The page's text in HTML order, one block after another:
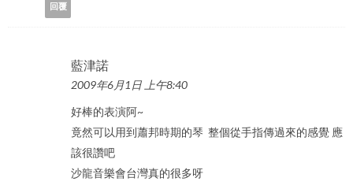
回覆
藍津諾
2009年6月1日 上午8:40
好棒的表演阿~
竟然可以用到蕭邦時期的琴 整個從手指傳過來的感覺 應
該很讚吧
沙龍音樂會台灣真的很多呀